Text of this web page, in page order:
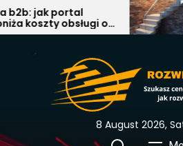
Skip
toobsługi o
Płytki z
8 August 2026,